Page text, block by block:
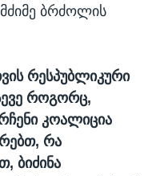
ბრძოლის
რესპუბლიკური
როგორც,
კოალიცია
რა
ბიძინა